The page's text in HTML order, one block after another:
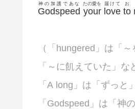
Godspeed
神の加護であな
your
たの愛を
love
届けて
to
お
（「 hungered」は「
「～に飢えていた」な
「A long」は「ずっと
「 Godspeed」は「神